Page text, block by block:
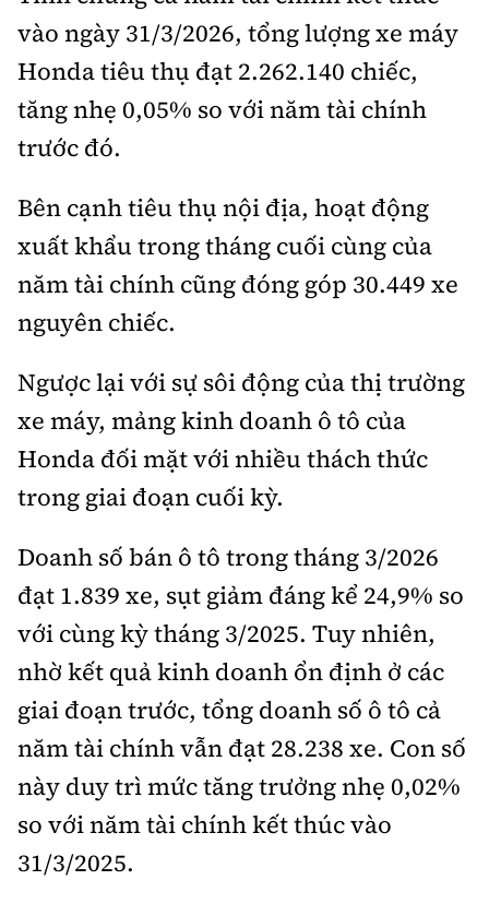
vào ngày 31/3/2026, tổng lượng xe máy
Honda tiêu thụ đạt 2.262.140 chiếc,
tăng nhẹ 0,05% so với năm tài chính
trước đó.
Bên cạnh tiêu thụ nội địa, hoạt động
xuất khẩu trong tháng cuối cùng của
năm tài chính cũng đóng góp 30.449 xe
nguyên chiếc.
Ngược lại với sự sôi động của thị trường
xe máy, mảng kinh doanh ô tô của
Honda đối mặt với nhiều thách thức
trong giai đoạn cuối kỳ.
Doanh số bán ô tô trong tháng 3/2026
đạt 1.839 xe, sụt giảm đáng kể 24,9% so
với cùng kỳ tháng 3/2025. Tuy nhiên,
nhờ kết quả kinh doanh ổn định ở các
giai đoạn trước, tổng doanh số ô tô cả
năm tài chính vẫn đạt 28.238 xe. Con số
này duy trì mức tăng trưởng nhẹ 0,02%
so với năm tài chính kết thúc vào
31/3/2025.